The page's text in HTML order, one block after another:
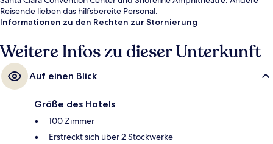
Reisende lieben das hilfsbereite Personal.
Informationen zu den Rechten zur Stornierung
Weitere Infos zu dieser Unterkunft
Auf einen Blick
Größe des Hotels
100 Zimmer
Erstreckt sich über 2 Stockwerke